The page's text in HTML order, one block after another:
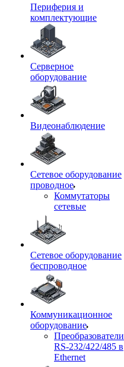
Периферия и
комплектующие
Серверное
оборудование
Видеонаблюдение
Сетевое оборудование
проводное
Коммутаторы
сетевые
Сетевое оборудование
беспроводное
Коммуникационное
оборудование
Преобразователи
RS-232/422/485 в
Ethernet